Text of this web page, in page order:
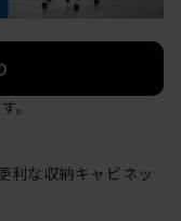
。
利な収納キャビネッ